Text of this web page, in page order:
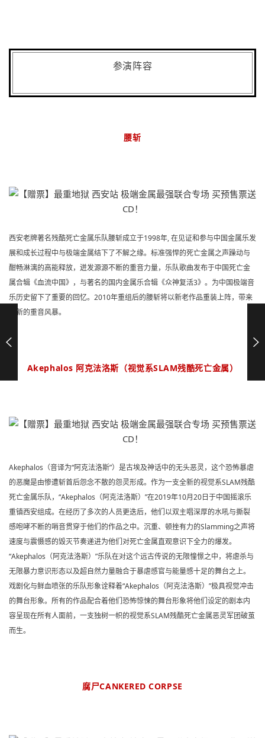
参演阵容
腰斩
西安老牌著名残酷死亡金属乐队腰斩成立于1998年, 在见证和参与中国金属乐发
展和成长过程中与极端金属结下了不解之缘。 标准强悍的死亡金属之声躁动与
酣畅淋漓的高能释放，迸发源源不断的重音力量，乐队歌曲发布于中国死亡金
属合辑《血流中国》，与著名的国内金属乐合辑《众神复活3》。 为中国极端音
乐历史留下了重要的回忆。 2010年重组后的腰斩将以新老作品重装上阵，带来
全新的重音风暴。
Akephalos 阿克法洛斯（视觉系SLAM残酷死亡金属）
Akephalos（音译为“阿克法洛斯”）是古埃及神话中的无头恶灵，这个恐怖暴虐
的恶魔是由惨遭斩首后怨念不散的怨灵形成。 作为一支全新的视觉系SLAM残酷
死亡金属乐队，“Akephalos（阿克法洛斯）”在2019年10月20日于中国摇滚乐
重镇西安组成。 在经历了多次的人员更迭后，他们以双主唱深厚的水吼与撕裂
感咆哮不断的哨音贯穿于他们的作品之中。 沉重、顿挫有力的Slamming之声将
速度与震慑感的毁灭节奏递进为他们对死亡金属直观意识下全力的爆发。
“Akephalos（阿克法洛斯）”乐队在对这个远古传说的无限憧憬之中，将虐杀与
无限暴力意识形态以及超自然力量融合于暴虐感官与能量感十足的舞台之上。
戏剧化与鲜血喷张的乐队形象诠释着“Akephalos（阿克法洛斯）”极具视觉冲击
的舞台形象。 所有的作品配合着他们恐怖惊悚的舞台形象将他们设定的剧本内
容呈现在所有人面前，一支独树一帜的视觉系SLAM残酷死亡金属恶灵军团破茧
而生。
腐尸CANKERED CORPSE